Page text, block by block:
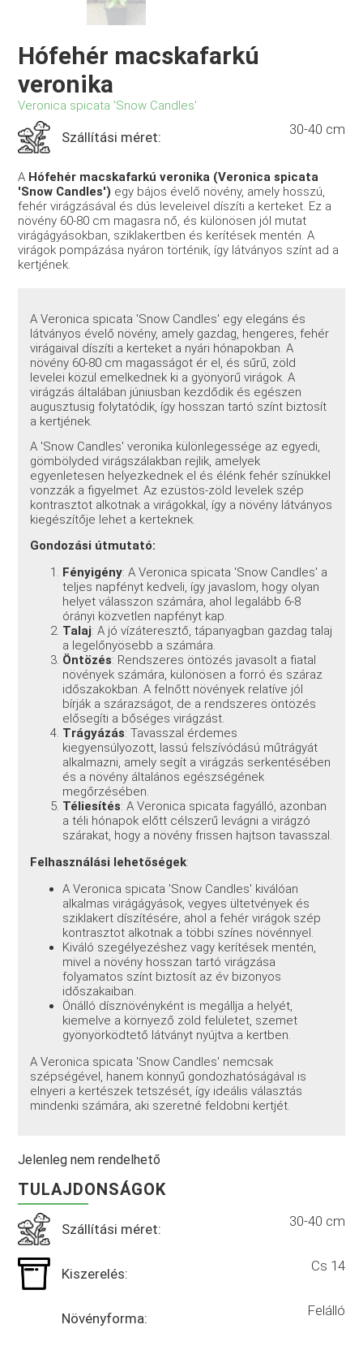
Hófehér macskafarkú
veronika
Veronica spicata 'Snow Candles'
Szállítási méret: 30-40 cm
A Hófehér macskafarkú veronika (Veronica spicata
'Snow Candles') egy bájos évelő növény, amely hosszú,
fehér virágzásával és dús leveleivel díszíti a kerteket. Ez a
növény 60-80 cm magasra nő, és különösen jól mutat
virágágyásokban, sziklakertben és kerítések mentén. A
virágok pompázása nyáron történik, így látványos színt ad a
kertjének.
A Veronica spicata 'Snow Candles' egy elegáns és
látványos évelő növény, amely gazdag, hengeres, fehér
virágaival díszíti a kerteket a nyári hónapokban. A
növény 60-80 cm magasságot ér el, és sűrű, zöld
levelei közül emelkednek ki a gyönyörű virágok. A
virágzás általában júniusban kezdődik és egészen
augusztusig folytatódik, így hosszan tartó színt biztosít
a kertjének.
A 'Snow Candles' veronika különlegessége az egyedi,
gömbölyded virágszálakban rejlik, amelyek
egyenletesen helyezkednek el és élénk fehér színükkel
vonzzák a figyelmet. Az ezüstös-zöld levelek szép
kontrasztot alkotnak a virágokkal, így a növény látványos
kiegészítője lehet a kerteknek.
Gondozási útmutató:
Fényigény: A Veronica spicata 'Snow Candles' a
teljes napfényt kedveli, így javaslom, hogy olyan
helyet válasszon számára, ahol legalább 6-8
órányi közvetlen napfényt kap.
Talaj: A jó vízáteresztő, tápanyagban gazdag talaj
a legelőnyösebb a számára.
Öntözés: Rendszeres öntözés javasolt a fiatal
növények számára, különösen a forró és száraz
időszakokban. A felnőtt növények relatíve jól
bírják a szárazságot, de a rendszeres öntözés
elősegíti a bőséges virágzást.
Trágyázás: Tavasszal érdemes
kiegyensúlyozott, lassú felszívódású műtrágyát
alkalmazni, amely segít a virágzás serkentésében
és a növény általános egészségének
megőrzésében.
Téliesítés: A Veronica spicata fagyálló, azonban
a téli hónapok előtt célszerű levágni a virágzó
szárakat, hogy a növény frissen hajtson tavasszal.
Felhasználási lehetőségek:
A Veronica spicata 'Snow Candles' kiválóan
alkalmas virágágyások, vegyes ültetvények és
sziklakert díszítésére, ahol a fehér virágok szép
kontrasztot alkotnak a többi színes növénnyel.
Kiváló szegélyezéshez vagy kerítések mentén,
mivel a növény hosszan tartó virágzása
folyamatos színt biztosít az év bizonyos
időszakaiban.
Önálló dísznövényként is megállja a helyét,
kiemelve a környező zöld felületet, szemet
gyönyörködtető látványt nyújtva a kertben.
A Veronica spicata 'Snow Candles' nemcsak
szépségével, hanem könnyű gondozhatóságával is
elnyeri a kertészek tetszését, így ideális választás
mindenki számára, aki szeretné feldobni kertjét.
Jelenleg nem rendelhető
TULAJDONSÁGOK
Szállítási méret: 30-40 cm
Kiszerelés: Cs 14
Növényforma: Felálló